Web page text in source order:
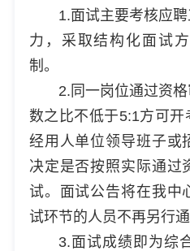
1.面试主要考核应
力，采取结构化面试
制。
2.同一岗位通过资
数之比不低于5:1方可开
经用人单位领导班子或
决定是否按照实际通过
试。面试公告将在我中
试环节的人员不再另行通
3.面试成绩即为综